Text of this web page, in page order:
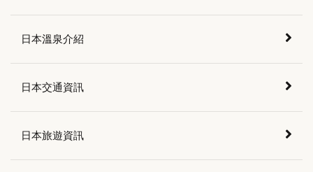
日本溫泉介紹
日本交通資訊
日本旅遊資訊